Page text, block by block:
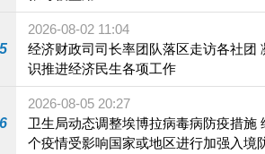
5
2026-08-02 11:04
经济财政司司长率团队落区走访各社团
识推进经济民生各项工作
6
2026-08-05 20:27
卫生局动态调整埃博拉病毒病防疫措施
个疫情受影响国家或地区进行加强入境